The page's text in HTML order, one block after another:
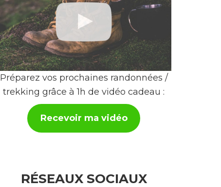
Préparez vos prochaines randonnées /
trekking grâce à 1h de vidéo cadeau :
Recevoir ma vidéo
RÉSEAUX SOCIAUX